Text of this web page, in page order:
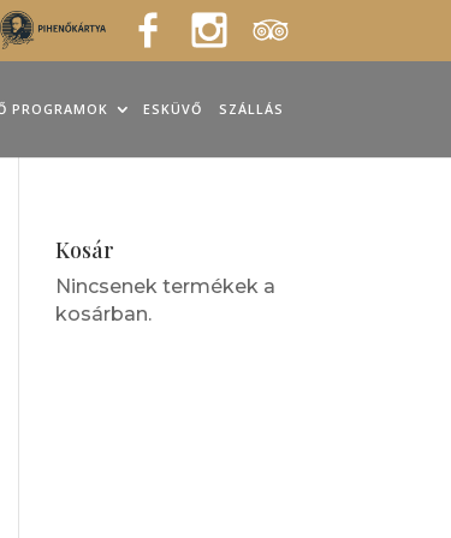
PROGRAMOK ESKÜVŐ SZÁLLÁS
Kosár
Nincsenek termékek a
kosárban.